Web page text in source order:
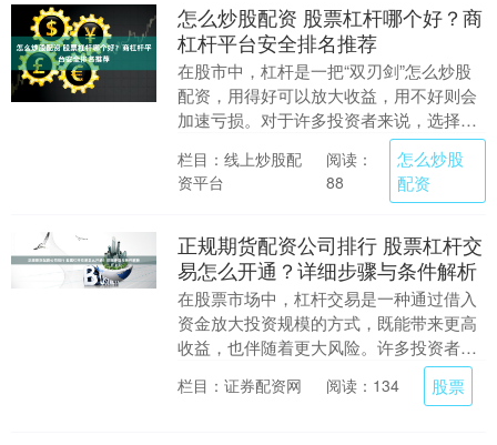
怎么炒股配资 股票杠杆哪个好？商
杠杆平台安全排名推荐
在股市中，杠杆是一把“双刃剑”怎么炒股
配资，用得好可以放大收益，用不好则会
加速亏损。对于许多投资者来说，选择一
个安全可靠的杠杆平台至关重要。那么，
股票杠杆哪个好....
栏目：线上炒股配
资平台
阅读：
88
怎么炒股
配资
正规期货配资公司排行 股票杠杆交
易怎么开通？详细步骤与条件解析
在股票市场中，杠杆交易是一种通过借入
资金放大投资规模的方式，既能带来更高
收益，也伴随着更大风险。许多投资者对
杠杆交易感兴趣，但对其开通流程和条件
了解不足。本文将....
栏目：证券配资网 阅读：134 股票